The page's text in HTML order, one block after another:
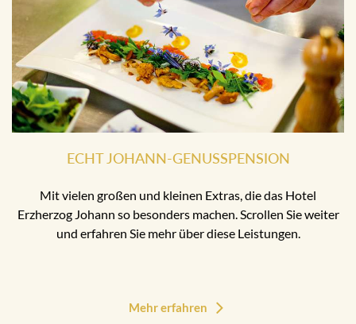
ECHT JOHANN-GENUSSPENSION
Mit vielen großen und kleinen Extras, die das Hotel
Erzherzog Johann so besonders machen. Scrollen Sie weiter
und erfahren Sie mehr über diese Leistungen.
Mehr erfahren